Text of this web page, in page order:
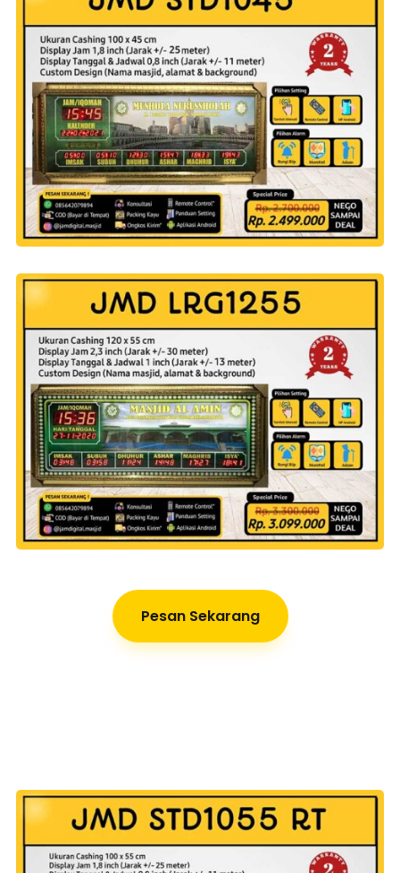
Pesan Sekarang